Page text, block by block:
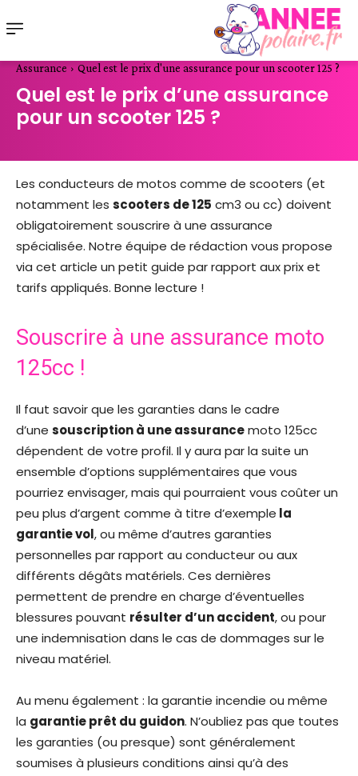
Assurance Quel est le prix d'une assurance pour un scooter 125 ?
Quel est le prix d’une assurance
pour un scooter 125 ?
Les conducteurs de motos comme de scooters (et
notamment les scooters de 125 cm3 ou cc) doivent
obligatoirement souscrire à une assurance
spécialisée. Notre équipe de rédaction vous propose
via cet article un petit guide par rapport aux prix et
tarifs appliqués. Bonne lecture !
Souscrire à une assurance moto
125cc !
Il faut savoir que les garanties dans le cadre
d’une souscription à une assurancemoto 125cc
dépendent de votre profil. Il y aura par la suite un
ensemble d’options supplémentaires que vous
pourriez envisager, mais qui pourraient vous coûter un
peu plus d’argent comme à titre d’exemple la
garantie vol, ou même d’autres garanties
personnelles par rapport au conducteur ou aux
différents dégâts matériels. Ces dernières
permettent de prendre en charge d’éventuelles
blessures pouvant résulter d’un accident, ou pour
une indemnisation dans le cas de dommages sur le
niveau matériel.
Au menu également : la garantie incendie ou même
la garantie prêt du guidon. N’oubliez pas que toutes
les garanties (ou presque) sont généralement
soumises à plusieurs conditions ainsi qu’à des